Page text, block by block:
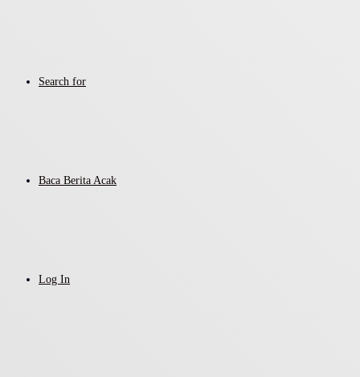
Search for
Baca Berita Acak
Log In